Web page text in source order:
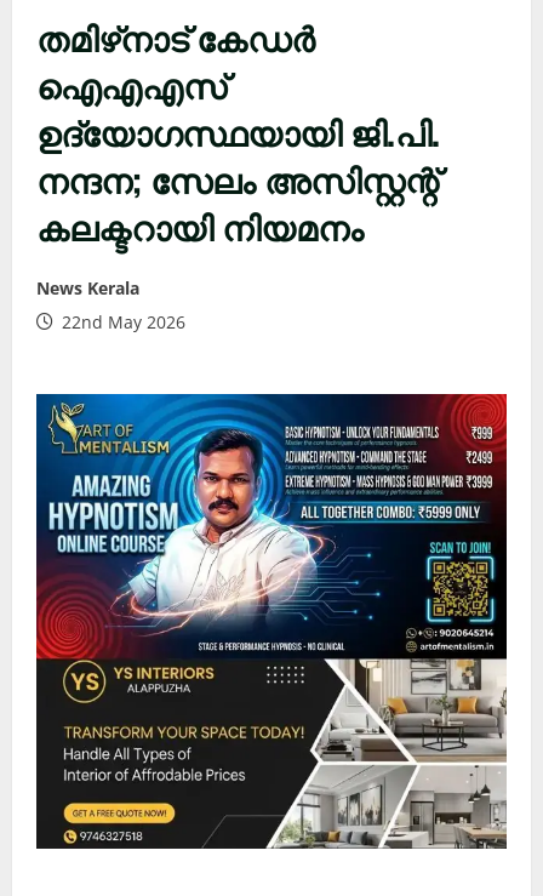
തമിഴ്‌നാട് കേഡർ
ഐഎഎസ്
ഉദ്യോഗസ്ഥയായി ജി.പി.
നന്ദന; സേലം അസിസ്റ്റന്റ്
കലക്ടറായി നിയമനം
News Kerala
22nd May 2026